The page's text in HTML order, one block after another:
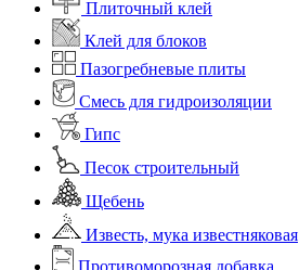
Плиточный клей
Клей для блоков
Пазогребневые плиты
Смесь для гидроизоляции
Гипс
Песок строительный
Щебень
Известь, мука известняковая
Противоморозная добавка